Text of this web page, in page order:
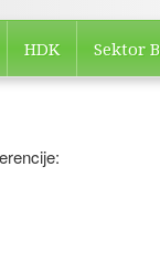
HDK Sektor